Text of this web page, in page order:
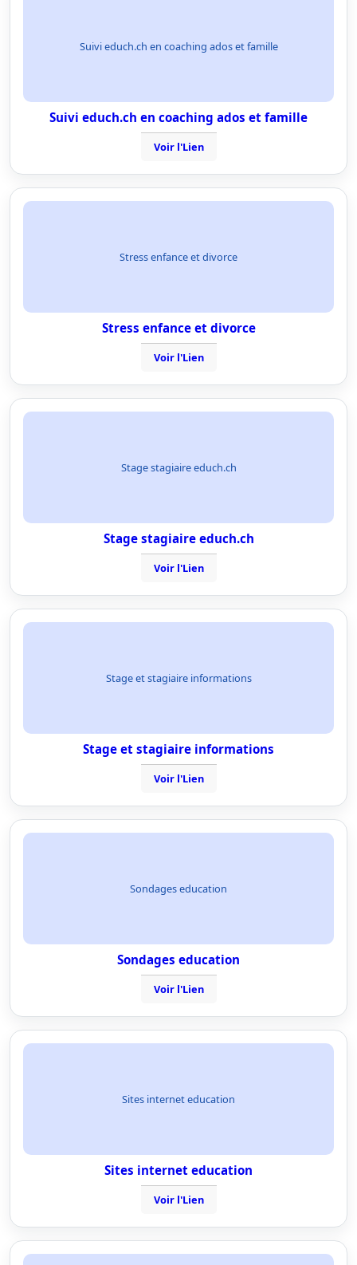
Suivi educh.ch en coaching ados et famille
Suivi educh.ch en coaching ados et famille
Voir l'Lien
Stress enfance et divorce
Stress enfance et divorce
Voir l'Lien
Stage stagiaire educh.ch
Stage stagiaire educh.ch
Voir l'Lien
Stage et stagiaire informations
Stage et stagiaire informations
Voir l'Lien
Sondages education
Sondages education
Voir l'Lien
Sites internet education
Sites internet education
Voir l'Lien